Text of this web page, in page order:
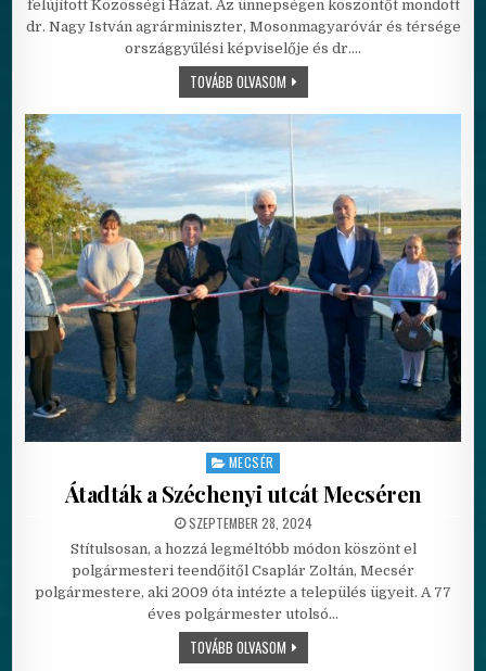
felújított Közösségi Házat. Az ünnepségen köszöntőt mondott
dr. Nagy István agrárminiszter, Mosonmagyaróvár és térsége
országgyűlési képviselője és dr….
TOVÁBB OLVASOMÚJJÁSZÜLETETT A 116 ÉVES
Posted in
MECSÉR
Átadták a Széchenyi utcát Mecséren
PUBLISHED DATE:
SZEPTEMBER 28, 2024
Stítulsosan, a hozzá legméltóbb módon köszönt el
polgármesteri teendőitől Csaplár Zoltán, Mecsér
polgármestere, aki 2009 óta intézte a település ügyeit. A 77
éves polgármester utolsó…
TOVÁBB OLVASOMÁTADTÁK A SZÉCHENYI UTCÁT